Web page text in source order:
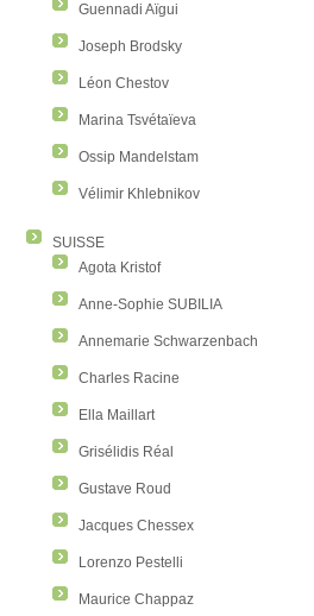
Guennadi Aïgui
Joseph Brodsky
Léon Chestov
Marina Tsvétaïeva
Ossip Mandelstam
Vélimir Khlebnikov
SUISSE
Agota Kristof
Anne-Sophie SUBILIA
Annemarie Schwarzenbach
Charles Racine
Ella Maillart
Grisélidis Réal
Gustave Roud
Jacques Chessex
Lorenzo Pestelli
Maurice Chappaz